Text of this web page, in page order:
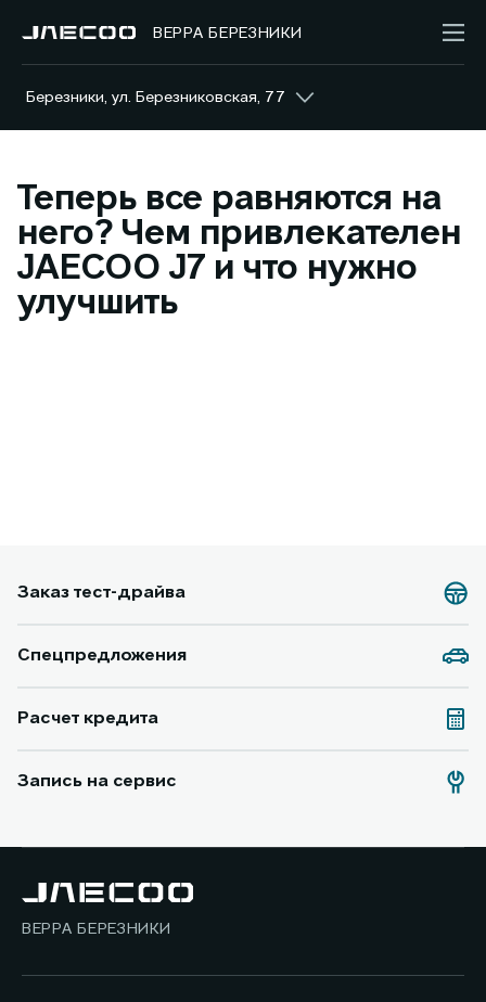
ВЕРРА БЕРЕЗНИКИ
Березники, ул. Березниковская, 77
Теперь все равняются на
него? Чем привлекателен
JAECOO J7 и что нужно
улучшить
Заказ тест-драйва
Спецпредложения
Расчет кредита
Запись на сервис
ВЕРРА БЕРЕЗНИКИ